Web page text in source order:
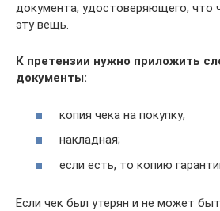
документа, удостоверяющего, что
эту вещь.
К претензии нужно приложить
документы:
копия чека на покупку;
накладная;
если есть, то копию
Если чек был утерян и не может